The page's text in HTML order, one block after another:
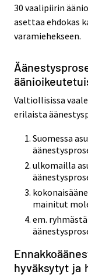
30 vaalipiirin
asettaa ehdokas
varamiehekseen.
Valtiollisissa
erilaista
Suomessa
ulkomailla
mainitut
em.
hyväksytyt ja